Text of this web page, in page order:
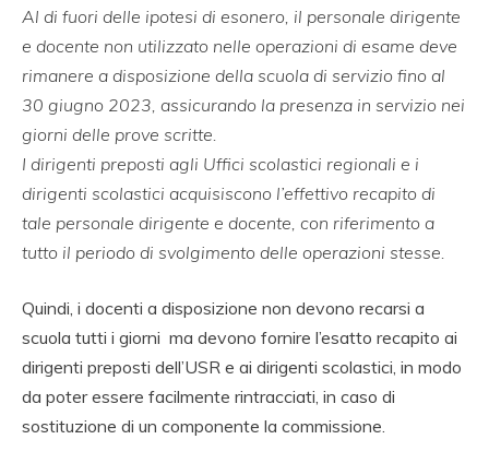
Al di fuori delle ipotesi di esonero, il personale dirigente
e docente non utilizzato nelle operazioni di esame deve
rimanere a disposizione della scuola di servizio fino al
30 giugno 2023, assicurando la presenza in servizio nei
giorni delle prove scritte.
I dirigenti preposti agli Uffici scolastici regionali e i
dirigenti scolastici acquisiscono l’effettivo recapito di
tale personale dirigente e docente, con riferimento a
tutto il periodo di svolgimento delle operazioni stesse.
Quindi, i docenti a disposizione non devono recarsi a
scuola tutti i giorni ma devono fornire l’esatto recapito ai
dirigenti preposti dell’USR e ai dirigenti scolastici, in modo
da poter essere facilmente rintracciati, in caso di
sostituzione di un componente la commissione.